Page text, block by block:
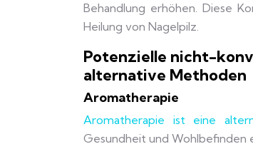
Behandlung erhöhen. Diese
Heilung von Nagelpilz.
Potenzielle nicht-
alternative Methoden
Aromatherapie
Aromatherapie ist eine
Gesundheit und Wohlbefinden